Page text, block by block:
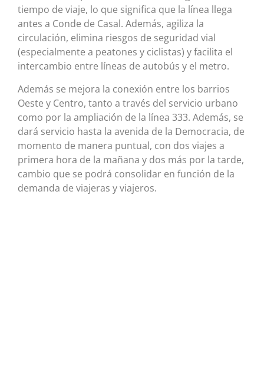
tiempo de viaje, lo que significa que la línea llega
antes a Conde de Casal. Además, agiliza la
circulación, elimina riesgos de seguridad vial
(especialmente a peatones y ciclistas) y facilita el
intercambio entre líneas de autobús y el metro.
Además se mejora la conexión entre los barrios
Oeste y Centro, tanto a través del servicio urbano
como por la ampliación de la línea 333. Además, se
dará servicio hasta la avenida de la Democracia, de
momento de manera puntual, con dos viajes a
primera hora de la mañana y dos más por la tarde,
cambio que se podrá consolidar en función de la
demanda de viajeras y viajeros.